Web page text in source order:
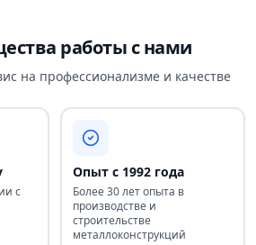
работы с нами
на профессионализме и качестве
с
Опыт с 1992 года
Более 30 лет опыта в
производстве и
строительстве
металлоконструкций